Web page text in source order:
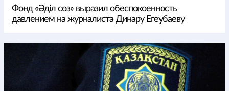
Фонд «Әділ сөз» выразил обеспокоенность
давлением на журналиста Динару Егеубаеву